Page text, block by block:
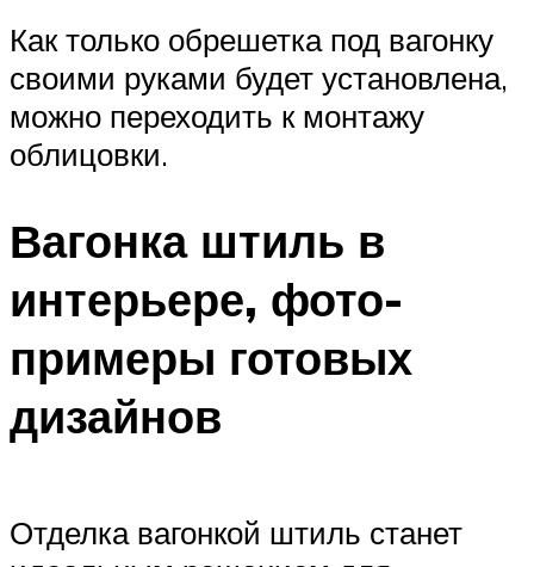
Как только обрешетка под вагонку
своими руками будет установлена,
можно переходить к монтажу
облицовки.
Вагонка штиль в
интерьере, фото-
примеры готовых
дизайнов
Отделка вагонкой штиль станет